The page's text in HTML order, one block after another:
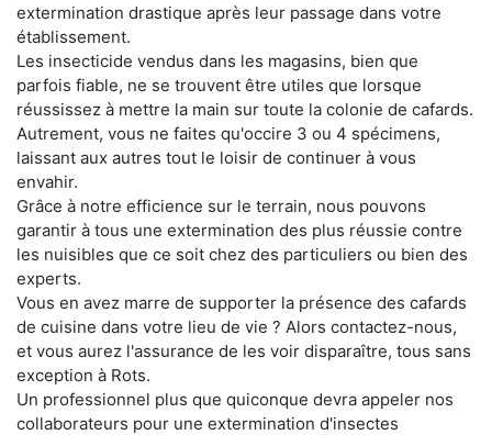
extermination drastique après leur passage dans votre
établissement.
Les insecticide vendus dans les magasins, bien que
parfois fiable, ne se trouvent être utiles que lorsque
réussissez à mettre la main sur toute la colonie de cafards.
Autrement, vous ne faites qu'occire 3 ou 4 spécimens,
laissant aux autres tout le loisir de continuer à vous
envahir.
Grâce à notre efficience sur le terrain, nous pouvons
garantir à tous une extermination des plus réussie contre
les nuisibles que ce soit chez des particuliers ou bien des
experts.
Vous en avez marre de supporter la présence des cafards
de cuisine dans votre lieu de vie ? Alors contactez-nous,
et vous aurez l'assurance de les voir disparaître, tous sans
exception à Rots.
Un professionnel plus que quiconque devra appeler nos
collaborateurs pour une extermination d'insectes